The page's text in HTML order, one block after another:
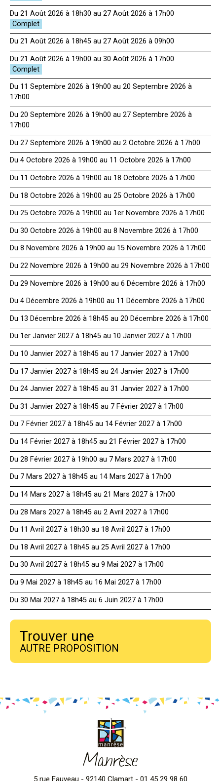
Du 21 Août 2026 à 18h30 au 27 Août 2026 à 17h00
Du 21 Août 2026 à 18h45 au 27 Août 2026 à 09h00
Du 21 Août 2026 à 19h00 au 30 Août 2026 à 17h00
Du 11 Septembre 2026 à 19h00 au 20 Septembre 2026 à
17h00
Du 20 Septembre 2026 à 19h00 au 27 Septembre 2026 à
17h00
Du 27 Septembre 2026 à 19h00 au 2 Octobre 2026 à 17h00
Du 4 Octobre 2026 à 19h00 au 11 Octobre 2026 à 17h00
Du 11 Octobre 2026 à 19h00 au 18 Octobre 2026 à 17h00
Du 18 Octobre 2026 à 19h00 au 25 Octobre 2026 à 17h00
Du 25 Octobre 2026 à 19h00 au 1er Novembre 2026 à 17h00
Du 30 Octobre 2026 à 19h00 au 8 Novembre 2026 à 17h00
Du 8 Novembre 2026 à 19h00 au 15 Novembre 2026 à 17h00
Du 22 Novembre 2026 à 19h00 au 29 Novembre 2026 à 17h00
Du 29 Novembre 2026 à 19h00 au 6 Décembre 2026 à 17h00
Du 4 Décembre 2026 à 19h00 au 11 Décembre 2026 à 17h00
Du 13 Décembre 2026 à 18h45 au 20 Décembre 2026 à 17h00
Du 1er Janvier 2027 à 18h45 au 10 Janvier 2027 à 17h00
Du 10 Janvier 2027 à 18h45 au 17 Janvier 2027 à 17h00
Du 17 Janvier 2027 à 18h45 au 24 Janvier 2027 à 17h00
Du 24 Janvier 2027 à 18h45 au 31 Janvier 2027 à 17h00
Du 31 Janvier 2027 à 18h45 au 7 Février 2027 à 17h00
Du 7 Février 2027 à 18h45 au 14 Février 2027 à 17h00
Du 14 Février 2027 à 18h45 au 21 Février 2027 à 17h00
Du 28 Février 2027 à 19h00 au 7 Mars 2027 à 17h00
Du 7 Mars 2027 à 18h45 au 14 Mars 2027 à 17h00
Du 14 Mars 2027 à 18h45 au 21 Mars 2027 à 17h00
Du 28 Mars 2027 à 18h45 au 2 Avril 2027 à 17h00
Du 11 Avril 2027 à 18h30 au 18 Avril 2027 à 17h00
Du 18 Avril 2027 à 18h45 au 25 Avril 2027 à 17h00
Du 30 Avril 2027 à 18h45 au 9 Mai 2027 à 17h00
Du 9 Mai 2027 à 18h45 au 16 Mai 2027 à 17h00
Du 30 Mai 2027 à 18h45 au 6 Juin 2027 à 17h00
Trouver une
AUTRE PROPOSITION
Manrèse
5 rue Fauveau - 92140 Clamart - 01 45 29 98 60